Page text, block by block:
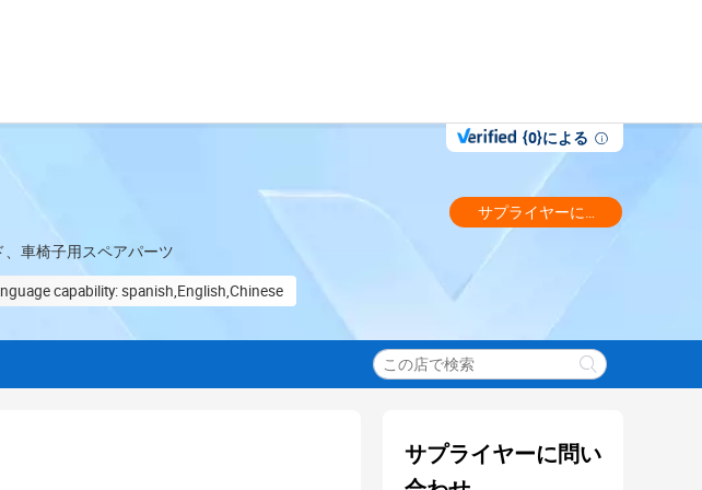
{0}による
車椅子用スペアパーツ
capability: spanish,English,Chinese
サプライヤーに問い合わせ
サプライヤーに問い